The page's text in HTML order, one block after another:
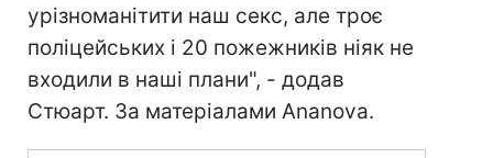
урізноманітити наш секс, але троє
поліцейських і 20 пожежників ніяк не
входили в наші плани", - додав
Стюарт. За матеріалами Ananova.